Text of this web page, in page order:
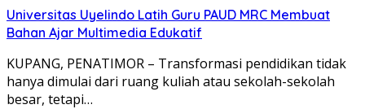
Universitas Uyelindo Latih Guru PAUD MRC Membuat
Bahan Ajar Multimedia Edukatif
KUPANG, PENATIMOR – Transformasi pendidikan tidak
hanya dimulai dari ruang kuliah atau sekolah-sekolah
besar, tetapi…